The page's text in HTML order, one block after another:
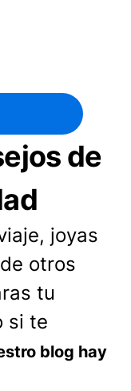
de
joyas
otros
tu
si te
blog hay